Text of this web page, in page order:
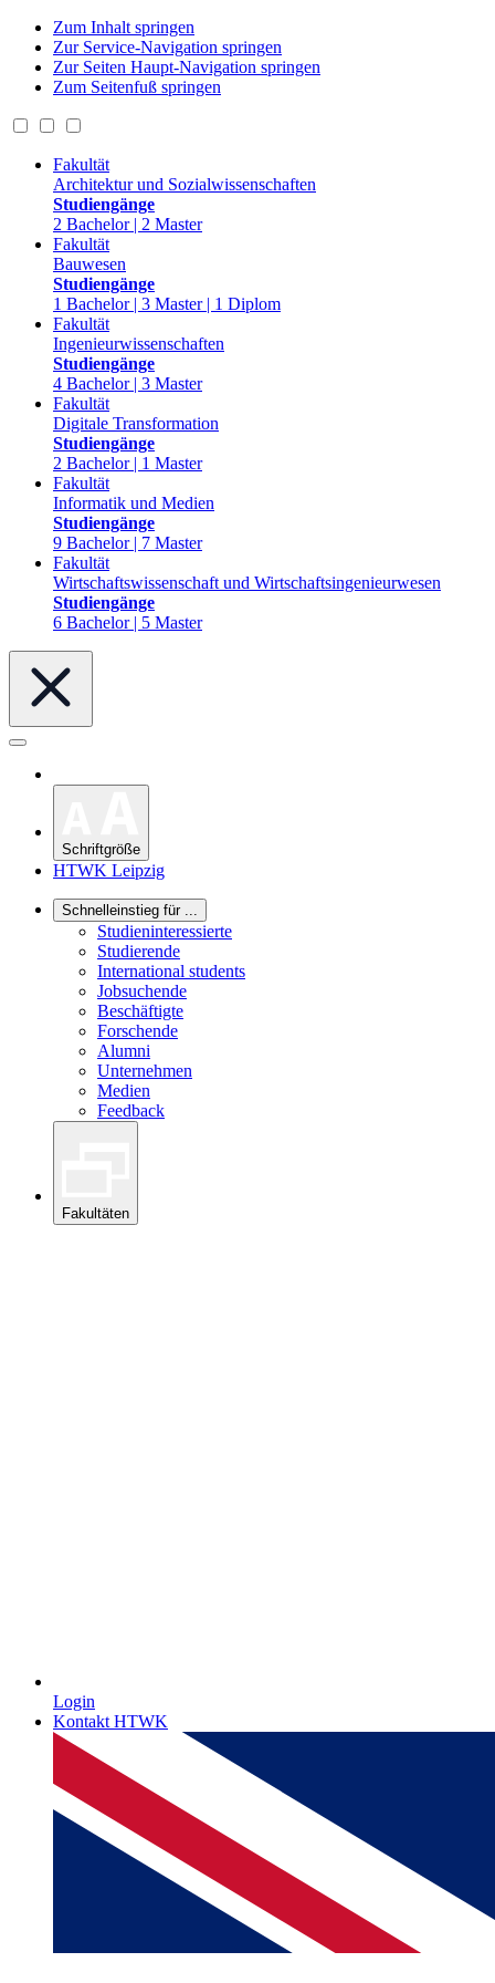
Zum Inhalt springen
Zur Service-Navigation springen
Zur Seiten Haupt-Navigation springen
Zum Seitenfuß springen
Fakultät
Architektur und Sozialwissenschaften
Studiengänge
2 Bachelor | 2 Master
Fakultät
Bauwesen
Studiengänge
1 Bachelor | 3 Master | 1 Diplom
Fakultät
Ingenieurwissenschaften
Studiengänge
4 Bachelor | 3 Master
Fakultät
Digitale Transformation
Studiengänge
2 Bachelor | 1 Master
Fakultät
Informatik und Medien
Studiengänge
9 Bachelor | 7 Master
Fakultät
Wirtschaftswissenschaft und Wirtschaftsingenieurwesen
Studiengänge
6 Bachelor | 5 Master
Schriftgröße
HTWK Leipzig
Schnelleinstieg für ...
Studieninteressierte
Studierende
International students
Jobsuchende
Beschäftigte
Forschende
Alumni
Unternehmen
Medien
Feedback
Fakultäten
Login
Kontakt HTWK